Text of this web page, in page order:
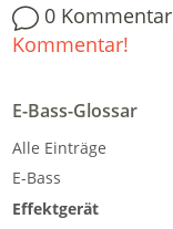
0
Kommentar!
E-Bass-Glossar
Alle Einträge
E-Bass
Effektgerät